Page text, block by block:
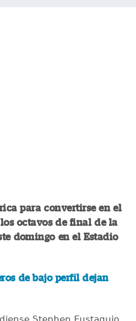
para convertirse en el
octavos de final de la
domingo en el Estadio
de bajo perfil dejan